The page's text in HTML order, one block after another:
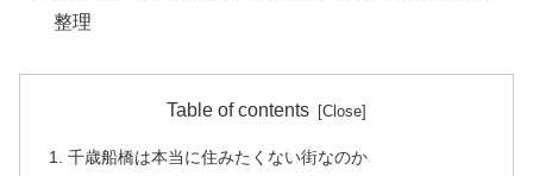
整理
Table of contents
千歳船橋は本当に住みたくない街なのか